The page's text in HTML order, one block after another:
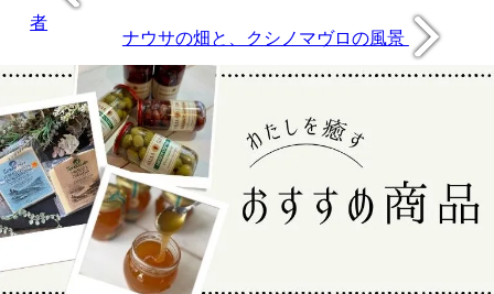
者
ナウサの畑と、クシノマヴロの風景